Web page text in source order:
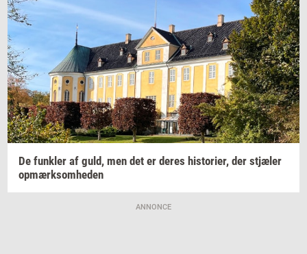
De funk­ler af guld, men det er deres hi­sto­ri­er, der stjæ­ler
op­mærk­som­he­den
ANNONCE